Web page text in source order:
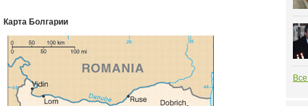
Карта Болгарии